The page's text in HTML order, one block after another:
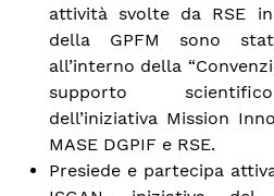
attività svolte da RSE
della GPFM sono
all’interno della
supporto
dell’iniziativa Mission
MASE DGPIF e RSE.
Presiede e partecipa